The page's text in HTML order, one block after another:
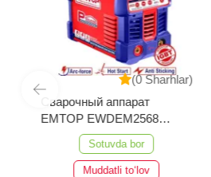
(0 Sharhlar)
Сварочный аппарат
EMTOP EWDEM2568
MMA/TIG Lift
Sotuvda bor
Muddatli to‘lov